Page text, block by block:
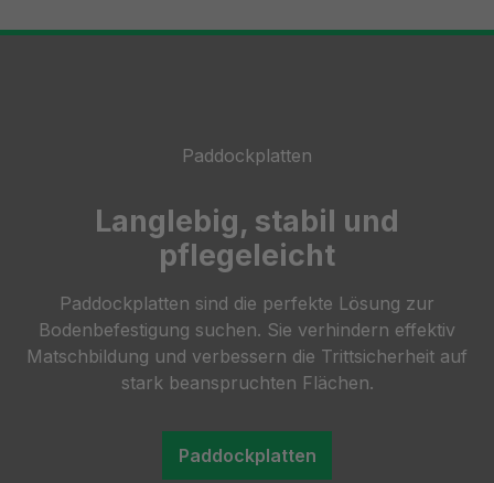
Paddockplatten
Langlebig, stabil und
pflegeleicht
Paddockplatten sind die perfekte Lösung zur
Bodenbefestigung suchen. Sie verhindern effektiv
Matschbildung und verbessern die Trittsicherheit auf
stark beanspruchten Flächen.
Paddockplatten